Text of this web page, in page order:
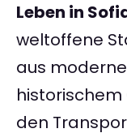
Leben in
weltoffene
aus
historischem
den